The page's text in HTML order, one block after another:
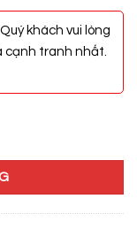
khách vui lòng
cạnh tranh nhất.